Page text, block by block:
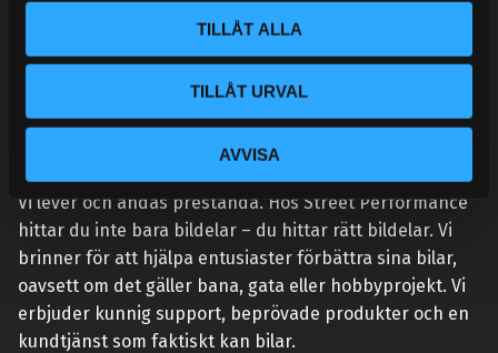
TILLÅT ALLA
TILLÅT URVAL
AVVISA
VÅR AFFÄRSIDÉ ÄR ENKEL:
Vi lever och andas prestanda. Hos Street Performance
hittar du inte bara bildelar – du hittar rätt bildelar. Vi
brinner för att hjälpa entusiaster förbättra sina bilar,
oavsett om det gäller bana, gata eller hobbyprojekt. Vi
erbjuder kunnig support, beprövade produkter och en
kundtjänst som faktiskt kan bilar.